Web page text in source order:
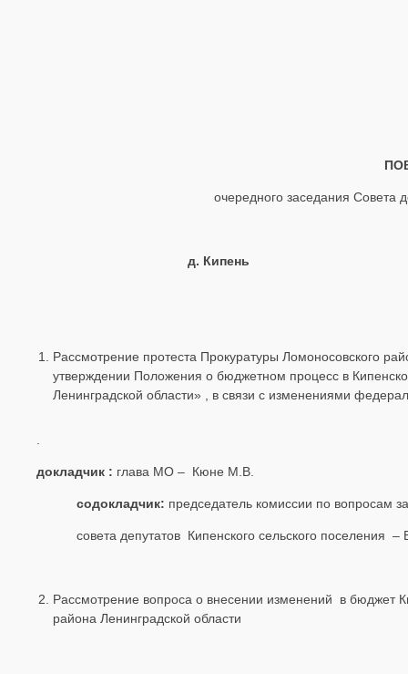
очередного заседания Совета
д. Кипень
Рассмотрение протеста Прокуратуры Ломоносовского
утверждении Положения о бюджетном процесс в
Ленинградской области» , в связи с изменениями
докладчик : глава МО – Кюне М.В.
содокладчик: председатель комиссии по вопросам
совета депутатов Кипенского сельского поселения
Рассмотрение вопроса о внесении изменений
в бюджет
района Ленинградской области